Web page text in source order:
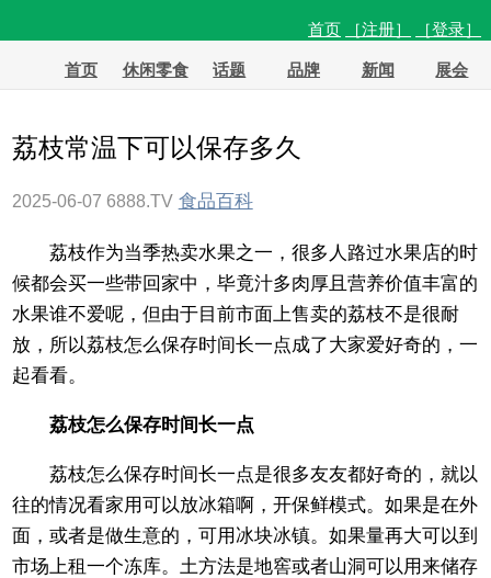
首页 ［注册］ ［登录］
首页 休闲零食 话题 品牌 新闻 展会
荔枝常温下可以保存多久
2025-06-07 6888.TV 食品百科
荔枝作为当季热卖水果之一，很多人路过水果店的时
候都会买一些带回家中，毕竟汁多肉厚且营养价值丰富的
水果谁不爱呢，但由于目前市面上售卖的荔枝不是很耐
放，所以荔枝怎么保存时间长一点成了大家爱好奇的，一
起看看。
荔枝怎么保存时间长一点
荔枝怎么保存时间长一点是很多友友都好奇的，就以
往的情况看家用可以放冰箱啊，开保鲜模式。如果是在外
面，或者是做生意的，可用冰块冰镇。如果量再大可以到
市场上租一个冻库。土方法是地窖或者山洞可以用来储存